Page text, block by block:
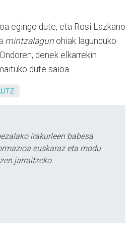
egingo dute, eta Rosi Lazkano
mintzalagun ohiak lagunduko
denek elkarrekin
dute saioa.
irakurleen babesa
euskaraz eta modu
jarraitzeko.